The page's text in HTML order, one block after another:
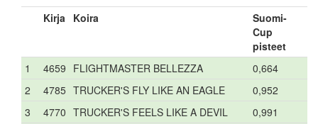
Kirja Koira
Suomi-
Cup
pisteet
1
4659 FLIGHTMASTER BELLEZZA
0,664
2
4785 TRUCKER'S FLY LIKE AN EAGLE
0,952
3
4770 TRUCKER'S FEELS LIKE A DEVIL
0,991